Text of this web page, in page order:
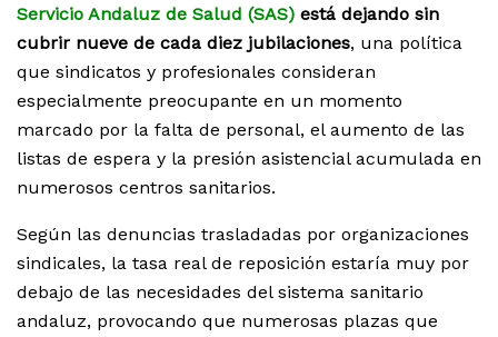
Servicio Andaluz de Salud (SAS) está dejando sin
cubrir nueve de cada diez jubilaciones, una política
que sindicatos y profesionales consideran
especialmente preocupante en un momento
marcado por la falta de personal, el aumento de las
listas de espera y la presión asistencial acumulada en
numerosos centros sanitarios.
Según las denuncias trasladadas por organizaciones
sindicales, la tasa real de reposición estaría muy por
debajo de las necesidades del sistema sanitario
andaluz, provocando que numerosas plazas que